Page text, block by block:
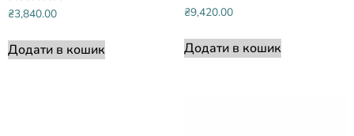
Оцінено в
5.00
₴3,840.00
Додати в кошик
₴9,420.00
Додати в кошик